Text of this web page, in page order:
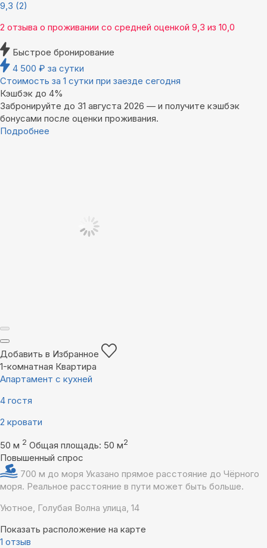
9,3 (2)
2 отзыва о проживании со средней оценкой 9,3 из 10,0
Быстрое бронирование
4 500 ₽ за сутки
Стоимость за 1 сутки при заезде сегодня
Кэшбэк до 4%
Забронируйте до 31 августа 2026 — и получите кэшбэк
бонусами после оценки проживания.
Подробнее
Добавить в Избранное
1-комнатная Квартира
Апартамент с кухней
4 гостя
2 кровати
50 м 2 Общая площадь: 50 м2
Повышенный спрос
700 м до моря Указано прямое расстояние до Чёрного
моря. Реальное расстояние в пути может быть больше.
Уютное, Голубая Волна улица, 14
Показать расположение на карте
1 отзыв